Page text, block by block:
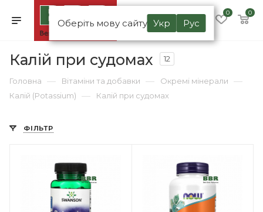
Оберіть мову сайту Укр Рус
0 0
Калій при судомах 12
Головна — Вітаміни та добавки — Окремі мінерали —
Калій (Potassium) — Калій при судомах
ФІЛЬТР